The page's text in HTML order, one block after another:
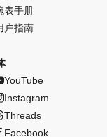
表手册
户指南
YouTube
Instagram
Threads
Facebook